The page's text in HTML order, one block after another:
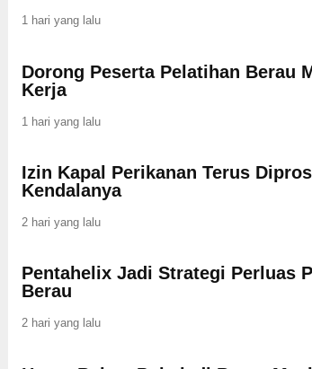
1 hari yang lalu
Dorong Peserta Pelatihan Berau
Kerja
1 hari yang lalu
Izin Kapal Perikanan Terus
Kendalanya
2 hari yang lalu
Pentahelix Jadi Strategi Perluas
Berau
2 hari yang lalu